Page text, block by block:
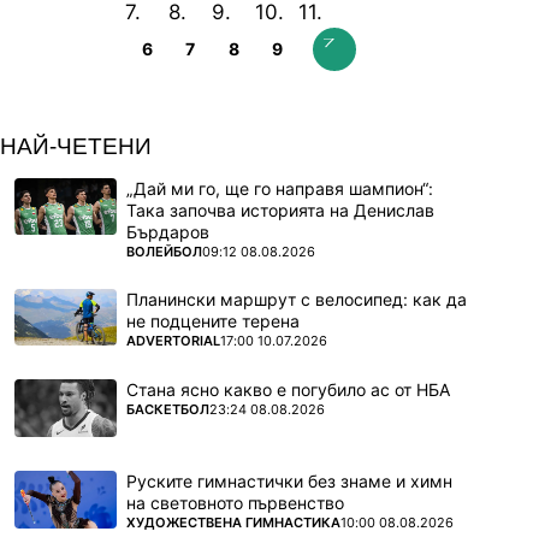
6 7 8 9
НАЙ-ЧЕТЕНИ
„Дай ми го, ще го направя шампион“:
Така започва историята на Денислав
Бърдаров
ПОВЕЧЕ ОТ
ВОЛЕЙБОЛ09:12 08.08.2026
Планински маршрут с велосипед: как да
не подцените терена
ПОВЕЧЕ ОТ
ADVERTORIAL17:00 10.07.2026
Стана ясно какво е погубило ас от НБА
ПОВЕЧЕ ОТ
БАСКЕТБОЛ23:24 08.08.2026
Руските гимнастички без знаме и химн
на световното първенство
ПОВЕЧЕ ОТ
ХУДОЖЕСТВЕНА ГИМНАСТИКА10:00 08.08.2026